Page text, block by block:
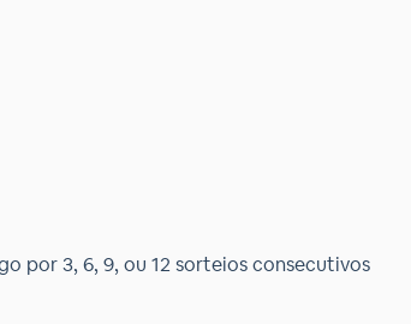
por 3, 6, 9, ou 12 sorteios consecutivos